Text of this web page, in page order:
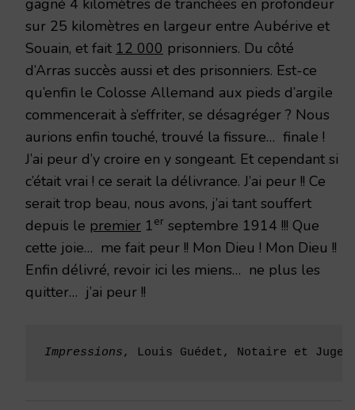
gagné 4 kilomètres de tranchées en profondeur
sur 25 kilomètres en largeur entre Aubérive et
Souain, et fait 12 000 prisonniers. Du côté
d’Arras succès aussi et des prisonniers. Est-ce
qu’enfin le Colosse Allemand aux pieds d’argile
commencerait à s’effriter, se désagréger ? Nous
aurions enfin touché, trouvé la fissure… finale !
J’ai peur d’y croire en y songeant. Et cependant si
c’était vrai ! ce serait la délivrance. J’ai peur !! Ce
serait trop beau, nous avons, j’ai tant souffert
depuis le premier 1er septembre 1914 !!! Que
cette joie… me fait peur !! Mon Dieu ! Mon Dieu !!
Enfin délivré, revoir ici les miens… ne plus les
quitter… j’ai peur !!
Impressions, Louis Guédet, Notaire et